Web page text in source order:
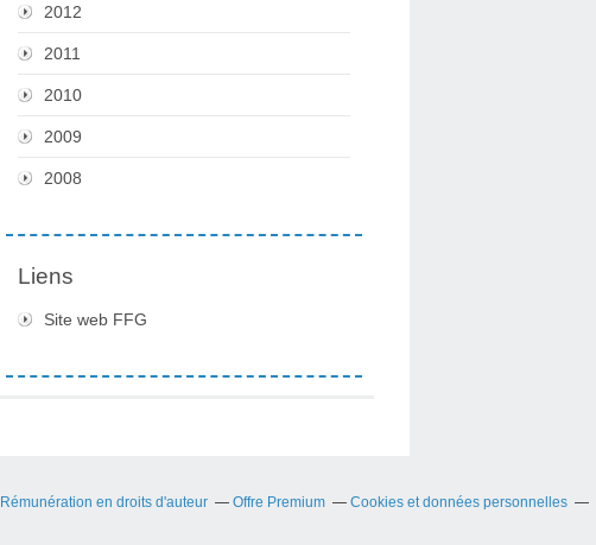
2012
2011
2010
2009
2008
Liens
Site web FFG
Rémunération en droits d'auteur Offre Premium
Cookies et données personnelles